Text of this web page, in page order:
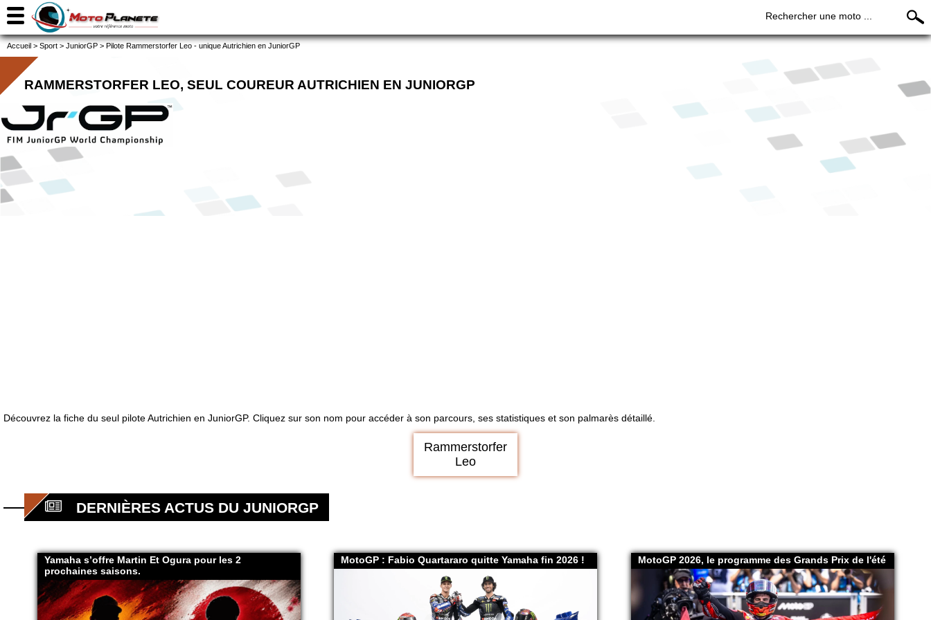
Rechercher une moto ...
Accueil > Sport > JuniorGP > Pilote Rammerstorfer Leo - unique Autrichien en JuniorGP
RAMMERSTORFER LEO, SEUL COUREUR AUTRICHIEN EN JUNIORGP
Découvrez la fiche du seul pilote Autrichien en JuniorGP. Cliquez sur son nom pour accéder à son parcours, ses statistiques et son palmarès détaillé.
Rammerstorfer
Leo
DERNIÈRES ACTUS DU JUNIORGP
Yamaha s’offre Martin Et Ogura pour les 2
prochaines saisons.
MotoGP : Fabio Quartararo quitte Yamaha fin 2026 ! MotoGP 2026, le programme des Grands Prix de l'été